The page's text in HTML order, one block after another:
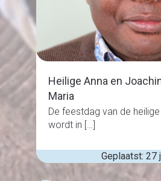
Heilige Anna en
Maria
De feestdag van de
wordt in […]
Geplaatst: 27